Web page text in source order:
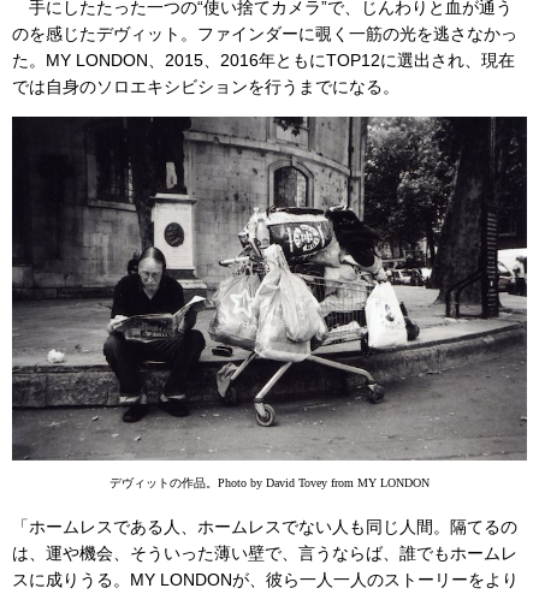
手にしたたった一つの“使い捨てカメラ”で、じんわりと血が通う
のを感じたデヴィット。ファインダーに覗く一筋の光を逃さなかっ
た。MY LONDON、2015、2016年ともにTOP12に選出され、現在
では自身のソロエキシビションを行うまでになる。
デヴィットの作品。Photo by David Tovey from MY LONDON
「ホームレスである人、ホームレスでない人も同じ人間。隔てるの
は、運や機会、そういった薄い壁で、言うならば、誰でもホームレ
スに成りうる。MY LONDONが、彼ら一人一人のストーリーをより